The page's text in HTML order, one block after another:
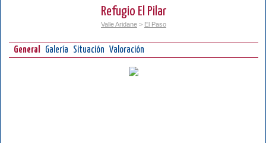
Refugio El Pilar
Valle Aridane > El Paso
General Galería Situación Valoración